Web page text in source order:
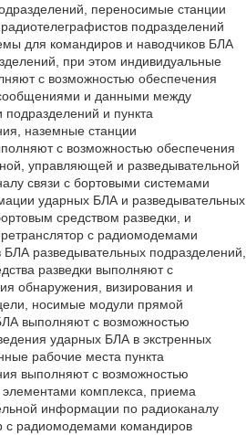
переносимые станции
подразделений
для командиров и наводчиков БЛА
при этом индивидуальные
с возможностью обеспечения
и данными между
и пункта
наземные станции
с возможностью обеспечения
управляющей и разведывательной
связи с бортовыми системами
ударных БЛА и разведывательных
средством разведки, и
с радиомодемами
разведывательных подразделений,
разведки выполняют с
обнаружения, визирования и
носимые модули прямой
выполняют с возможностью
ударных БЛА в экстренных
рабочие места пункта
выполняют с возможностью
комплекса, приема
информации по радиоканалу
с радиомодемами командиров